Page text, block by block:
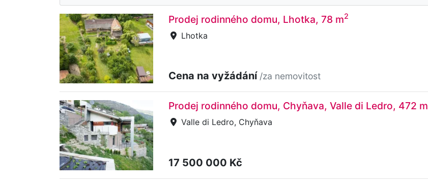
Prodej rodinného domu, Lhotka, 78 m2
Lhotka
Cena na vyžádání /za nemovitost
Prodej rodinného domu, Chyňava, Valle di Ledro, 472 m
Valle di Ledro, Chyňava
17 500 000 Kč